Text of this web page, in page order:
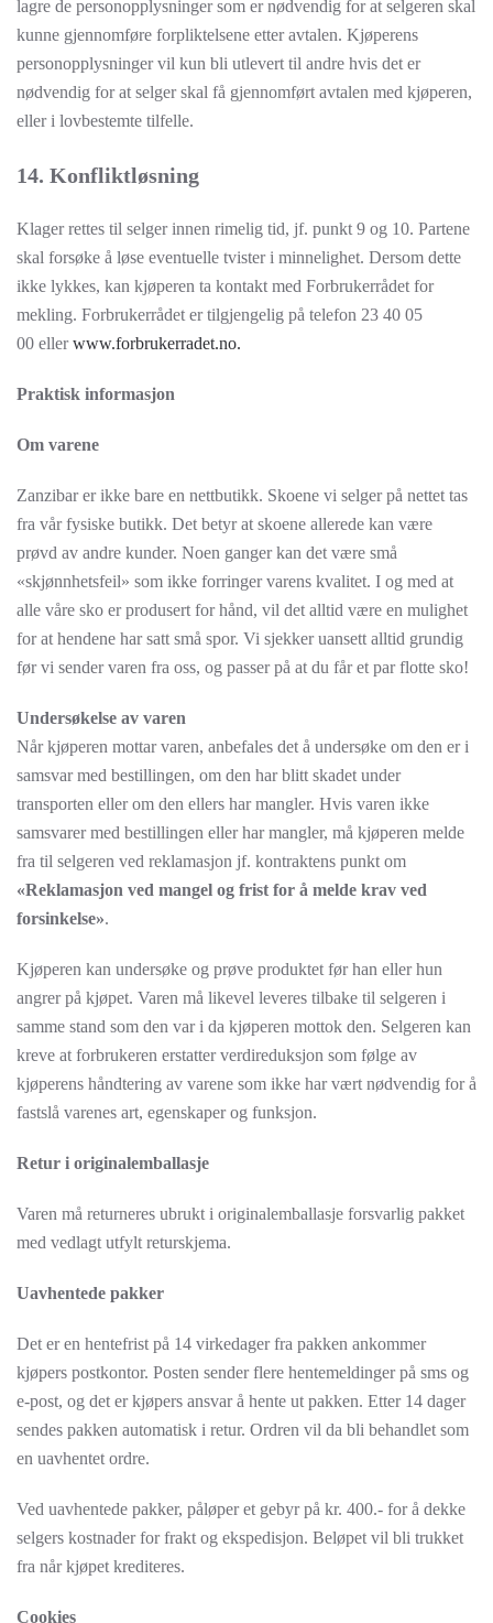
lagre de personopplysninger som er nødvendig for at selgeren skal
kunne gjennomføre forpliktelsene etter avtalen. Kjøperens
personopplysninger vil kun bli utlevert til andre hvis det er
nødvendig for at selger skal få gjennomført avtalen med kjøperen,
eller i lovbestemte tilfelle.
14. Konfliktløsning
Klager rettes til selger innen rimelig tid, jf. punkt 9 og 10. Partene
skal forsøke å løse eventuelle tvister i minnelighet. Dersom dette
ikke lykkes, kan kjøperen ta kontakt med Forbrukerrådet for
mekling. Forbrukerrådet er tilgjengelig på telefon 23 40 05
00 ellerwww.forbrukerradet.no.
Praktisk informasjon
Om varene
Zanzibar er ikke bare en nettbutikk. Skoene vi selger på nettet tas
fra vår fysiske butikk. Det betyr at skoene allerede kan være
prøvd av andre kunder. Noen ganger kan det være små
«skjønnhetsfeil» som ikke forringer varens kvalitet. I og med at
alle våre sko er produsert for hånd, vil det alltid være en mulighet
for at hendene har satt små spor. Vi sjekker uansett alltid grundig
før vi sender varen fra oss, og passer på at du får et par flotte sko!
Undersøkelse av varen
Når kjøperen mottar varen, anbefales det å undersøke om den er i
samsvar med bestillingen, om den har blitt skadet under
transporten eller om den ellers har mangler. Hvis varen ikke
samsvarer med bestillingen eller har mangler, må kjøperen melde
fra til selgeren ved reklamasjon jf. kontraktens punkt om
«Reklamasjon ved mangel og frist for å melde krav ved
forsinkelse».
Kjøperen kan undersøke og prøve produktet før han eller hun
angrer på kjøpet. Varen må likevel leveres tilbake til selgeren i
samme stand som den var i da kjøperen mottok den. Selgeren kan
kreve at forbrukeren erstatter verdireduksjon som følge av
kjøperens håndtering av varene som ikke har vært nødvendig for å
fastslå varenes art, egenskaper og funksjon.
Retur i originalemballasje
Varen må returneres ubrukt i originalemballasje forsvarlig pakket
med vedlagt utfylt returskjema.
Uavhentede pakker
Det er en hentefrist på 14 virkedager fra pakken ankommer
kjøpers postkontor. Posten sender flere hentemeldinger på sms og
e-post, og det er kjøpers ansvar å hente ut pakken. Etter 14 dager
sendes pakken automatisk i retur. Ordren vil da bli behandlet som
en uavhentet ordre.
Ved uavhentede pakker, påløper et gebyr på kr. 400.- for å dekke
selgers kostnader for frakt og ekspedisjon. Beløpet vil bli trukket
fra når kjøpet krediteres.
Cookies